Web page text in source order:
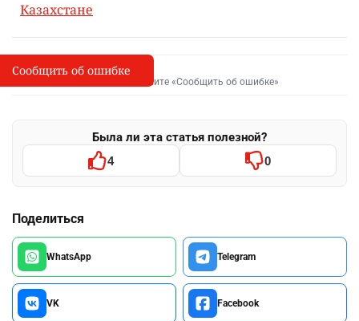
Казахстане
I
Сообщить об опечатке
Выделите фрагмент и нажмите «Сообщить об ошибке»
Была ли эта статья полезной?
4 0
Поделиться
WhatsApp Telegram
VK Facebook
Сообщить об ошибке